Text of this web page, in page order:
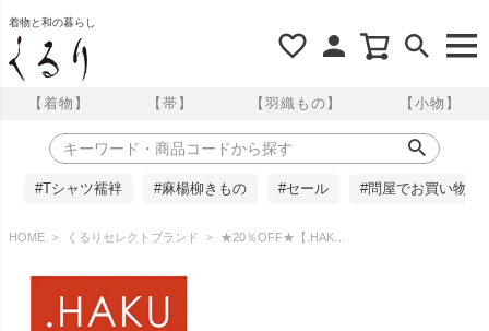
着物と和の暮らし
【着物】 【帯】 【羽織もの】 【小物】
#Tシャツ襦袢 #麻楊柳きもの #セール #問屋でお買い物
HOME くるりセレクトブランド ★20％OFF★【.HAKU】 痛くない草履 雅｜ H307